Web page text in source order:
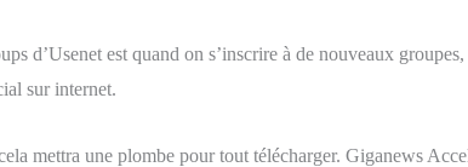
d’Usenet est quand on s’inscrire à de nouveaux
sur internet.
mettra une plombe pour tout télécharger. Giganews